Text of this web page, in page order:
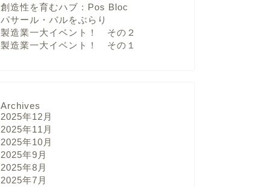
創造性を育むハブ：Pos Bloc
パサール・バルをぶらり
製造業一大イベント！ その２
製造業一大イベント！ その１
Archives
2025年12月
2025年11月
2025年10月
2025年9月
2025年8月
2025年7月